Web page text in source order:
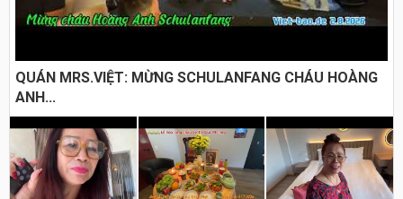
QUÁN MRS.VIỆT: MỪNG SCHULANFANG CHÁU HOÀNG
ANH...